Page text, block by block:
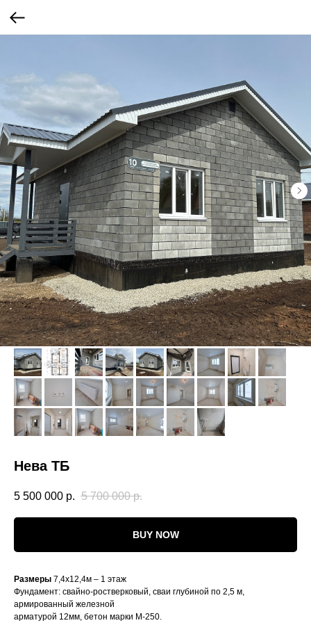
Нева ТБ
5 500 000 р. 5 700 000 р.
BUY NOW
Размеры 7,4х12,4м – 1 этаж
Фундамент: свайно-ростверковый, сваи глубиной по 2,5 м,
армированный железной
арматурой 12мм, бетон марки М-250.